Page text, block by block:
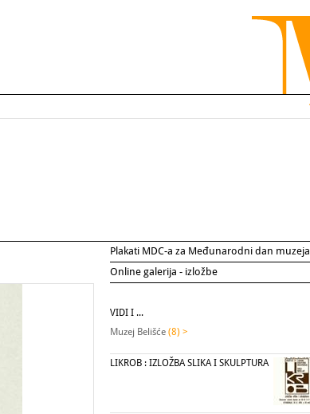
Plakati MDC-a za Međunarodni dan muzeja
Online galerija - izložbe
VIDI I ...
Muzej Belišće (8) >
LIKROB : IZLOŽBA SLIKA I SKULPTURA